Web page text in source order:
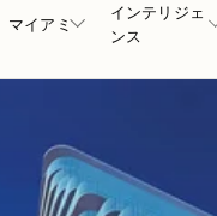
マイアミ
インテリジェ
ンス